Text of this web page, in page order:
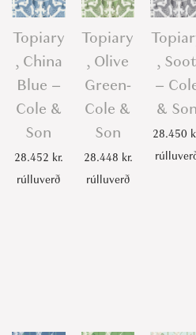
Topiary
, China
Blue –
Cole &
Son
28.452 kr.
rúlluverð
Topiary
, Olive
Green-
Cole &
Son
28.448 kr.
rúlluverð
, Soot
–
& Son
28.450